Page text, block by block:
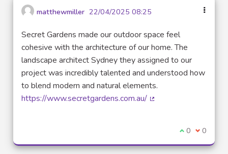
matthewmiller 22/04/2025 08:25
Secret Gardens made our outdoor space feel
cohesive with the architecture of our home. The
landscape architect Sydney they assigned to our
project was incredibly talented and understood how
to blend modern and natural elements.
https://www.secretgardens.com.au/
Je suis
0 Je ne
0